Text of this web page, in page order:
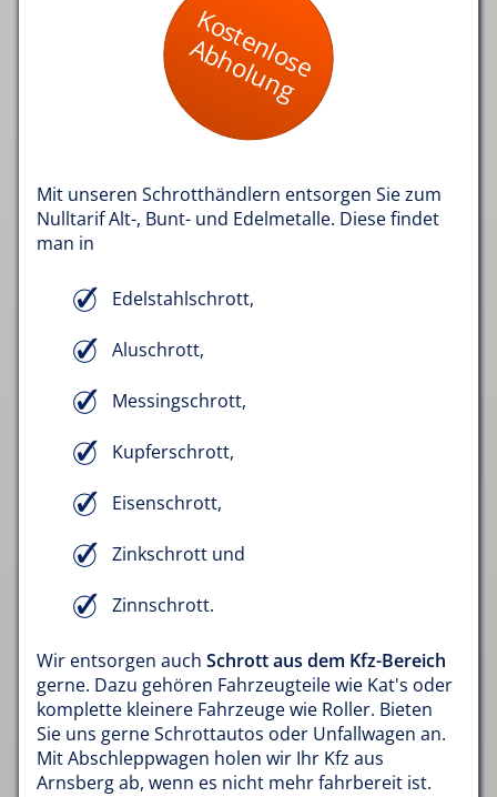
Kostenlose
Abholung
Mit unseren Schrotthändlern entsorgen Sie zum
Nulltarif Alt-, Bunt- und Edelmetalle. Diese findet
man in
Edelstahlschrott,
Aluschrott,
Messingschrott,
Kupferschrott,
Eisenschrott,
Zinkschrott und
Zinnschrott.
Wir entsorgen auch Schrott aus dem Kfz-Bereich
gerne. Dazu gehören Fahrzeugteile wie Kat's oder
komplette kleinere Fahrzeuge wie Roller. Bieten
Sie uns gerne Schrottautos oder Unfallwagen an.
Mit Abschleppwagen holen wir Ihr Kfz aus
Arnsberg ab, wenn es nicht mehr fahrbereit ist.